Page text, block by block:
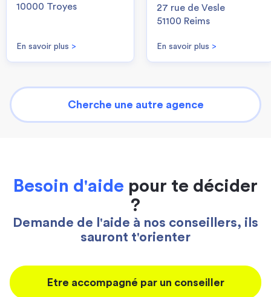
10000 Troyes
En savoir plus >
27 rue de Vesle
51100 Reims
En savoir plus >
Cherche une autre agence
Besoin d'aide pour te décider
?
Demande de l'aide à nos conseillers, ils
sauront t'orienter
Etre accompagné par un conseiller